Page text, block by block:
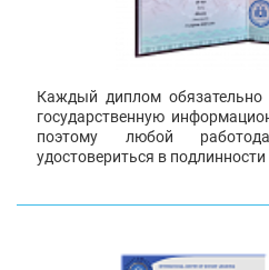
Каждый диплом обязательно
государственную
поэтому любой
удостовериться в